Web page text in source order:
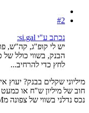
#2
נכתב ע"י si.gal:
יש לי קופ"ג, קה"ש,
הבנק, בשווי כולל של כ-4.8 מיליון
לחץ כדי להרחיב...
מיליוני שקלים בבנק? יעוץ
חוב של מיליון ש"ח או כמעט 2? יעוץ אישי.
נכס נדלני בשווי של צפונה מ3M? יעוץ אישי.